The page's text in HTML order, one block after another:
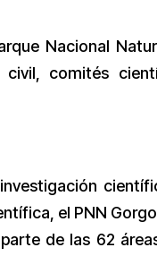
Nacional
comités
el PNN
de las 62